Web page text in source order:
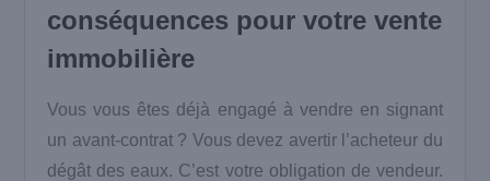
conséquences pour votre vente
immobilière
Vous vous êtes déjà engagé à vendre en signant
un avant-contrat ? Vous devez avertir l’acheteur du
dégât des eaux. C’est votre obligation de vendeur.